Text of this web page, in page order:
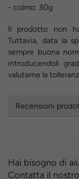
- colmo: 30g
Il prodotto non
Tuttavia, data la
sempre buona
introducendoli
valutarne la
Recensioni
Hai bisogno di
Contatta il